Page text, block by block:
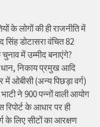
के लोगों की ही राजनीति में
सिंह डोटासरा वंचित 82
में उम्मीद बनाएंगे?
निकाय प्रमुख आदि
ओबीसी (अन्य पिछड़ा वर्ग)
ने 900 पन्नों वाली आयोग
रिपोर्ट के आधार पर ही
के लिए सीटों का आरक्षण